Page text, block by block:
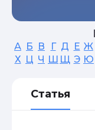
А Б В Г Д Е Ж
Х Ц Ч Ш Щ Э Ю
Статья